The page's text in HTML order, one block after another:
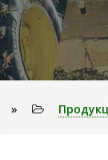
»